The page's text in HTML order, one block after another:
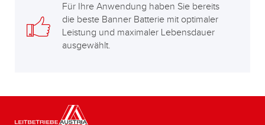
Für Ihre Anwendung haben Sie bereits
die beste Banner Batterie mit optimaler
Leistung und maximaler Lebensdauer
ausgewählt.